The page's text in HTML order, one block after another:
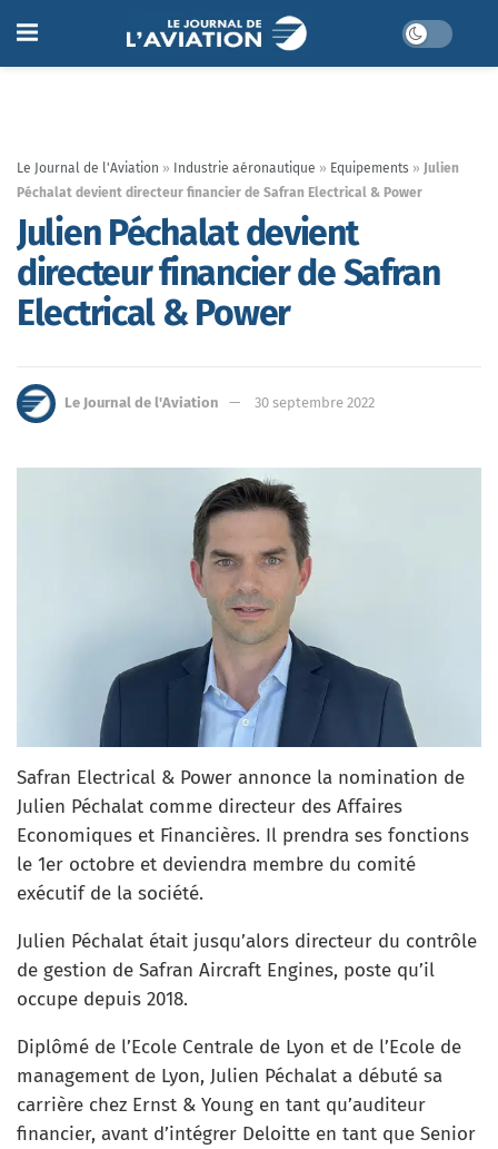
Le Journal de l'Aviation » Industrie aéronautique » Equipements » Julien
Péchalat devient directeur financier de Safran Electrical & Power
Julien Péchalat devient
directeur financier de Safran
Electrical & Power
Le Journal de l'Aviation 30 septembre 2022
Safran Electrical & Power annonce la nomination de
Julien Péchalat comme directeur des Affaires
Economiques et Financières. Il prendra ses fonctions
le 1er octobre et deviendra membre du comité
exécutif de la société.
Julien Péchalat était jusqu’alors directeur du contrôle
de gestion de Safran Aircraft Engines, poste qu’il
occupe depuis 2018.
Diplômé de l’Ecole Centrale de Lyon et de l’Ecole de
management de Lyon, Julien Péchalat a débuté sa
carrière chez Ernst & Young en tant qu’auditeur
financier, avant d’intégrer Deloitte en tant que Senior